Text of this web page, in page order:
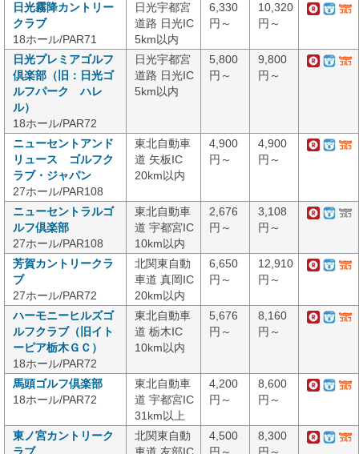
日光霧降カントリー
クラブ
18ホール/PAR71
日光宇都宮
道路 日光IC
5km以内
6,330
円～
10,320
円～
日光プレミアゴルフ
倶楽部（旧：日光ゴ
ルフパーク ハレ
ル）
18ホール/PAR72
日光宇都宮
道路 日光IC
5km以内
5,800
円～
9,800
円～
ニューセントアンド
リュース ゴルフク
ラブ・ジャパン
27ホール/PAR108
東北自動車
道 矢板IC
20km以内
4,900
円～
4,900
円～
ニューセントラルゴ
ルフ倶楽部
27ホール/PAR108
東北自動車
道 宇都宮IC
10km以内
2,676
円～
3,108
円～
芳賀カントリークラ
ブ
27ホール/PAR72
北関東自動
車道 真岡IC
20km以内
6,650
円～
12,910
円～
ハーモニーヒルズゴ
ルフクラブ（旧イト
ーピア栃木ＧＣ）
18ホール/PAR72
東北自動車
道 栃木IC
10km以内
5,676
円～
8,160
円～
馬頭ゴルフ倶楽部
18ホール/PAR72
東北自動車
道 宇都宮IC
31km以上
4,200
円～
8,600
円～
東ノ宮カントリーク
北関東自動
4,500
8,300